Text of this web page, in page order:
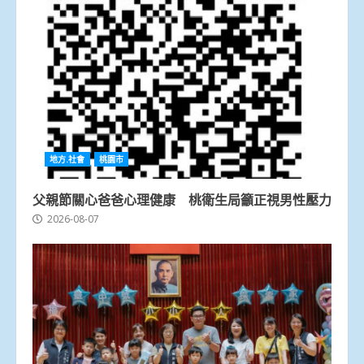
地方.社會 桃園市
父親節關心爸爸心理健康 桃衛生局籲正視男性壓力
2026-08-07